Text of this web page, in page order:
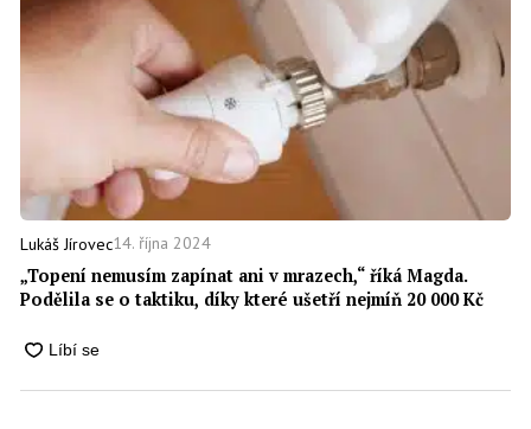
Lukáš Jírovec14. října 2024
„Topení nemusím zapínat ani v mrazech,“ říká Magda.
Podělila se o taktiku, díky které ušetří nejmíň 20 000 Kč